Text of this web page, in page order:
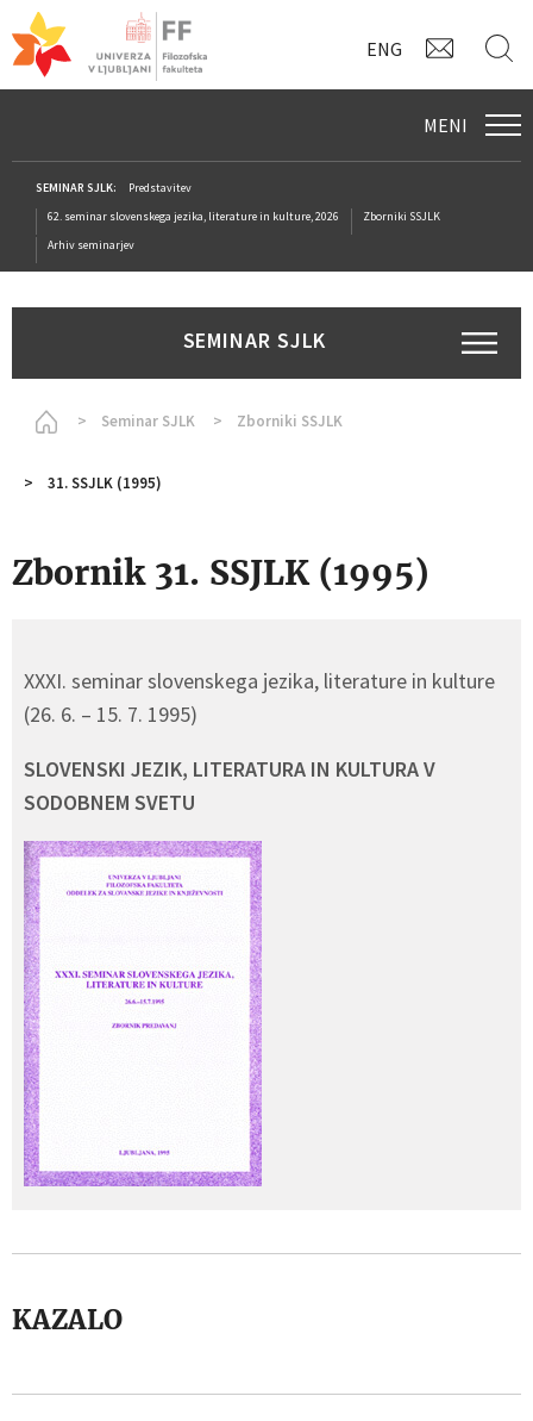
ENG
MENI
SEMINAR SJLK:
Predstavitev
62. seminar slovenskega jezika, literature in kulture, 2026
Zborniki SSJLK
Arhiv seminarjev
SEMINAR SJLK
HomepageSeminar SJLK Zborniki SSJLK
31. SSJLK (1995)
Zbornik 31. SSJLK (1995)
XXXI. seminar slovenskega jezika, literature in kulture
(26. 6. – 15. 7. 1995)
SLOVENSKI JEZIK, LITERATURA IN KULTURA V
SODOBNEM SVETU
KAZALO